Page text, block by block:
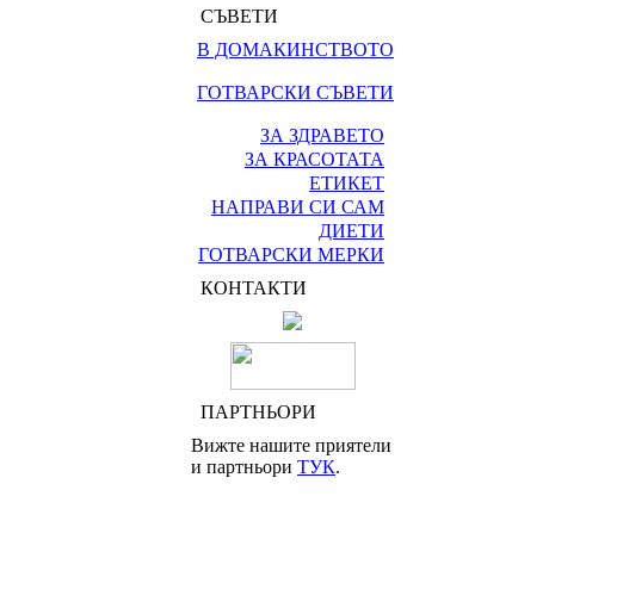
СЪВЕТИ
В ДОМАКИНСТВОТО
ГОТВАРСКИ СЪВЕТИ
ЗА ЗДРАВЕТО
ЗА КРАСОТАТА
ЕТИКЕТ
НАПРАВИ СИ САМ
ДИЕТИ
ГОТВАРСКИ МЕРКИ
КОНТАКТИ
ПАРТНЬОРИ
Вижте нашите приятели
и партньори ТУК.